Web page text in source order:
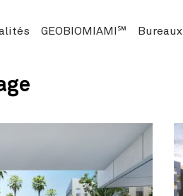
GEOBIOMIAMI℠ Bureaux